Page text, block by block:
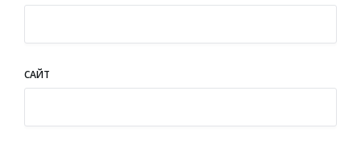
САЙТ